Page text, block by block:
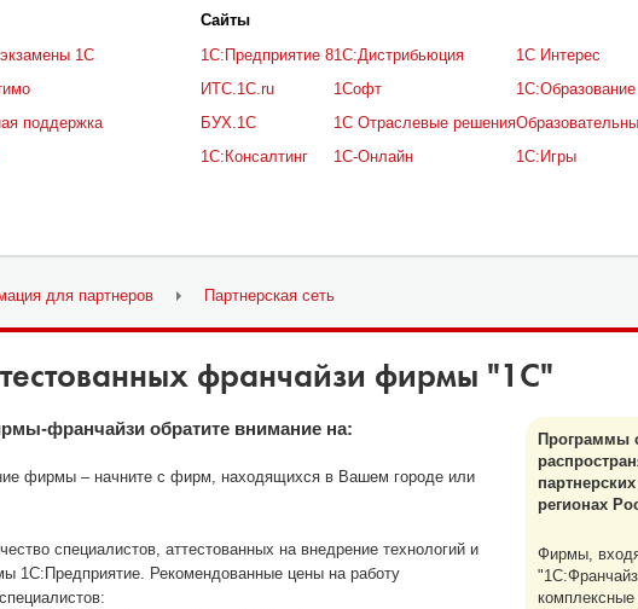
1С
поддержка
Cайты
1С:Предприятие 8
ИТС.1C.ru
БУХ.1С
1С:Консалтинг
1С:Дистрибьюция
1Софт
1С Отраслевые решения
1С-Онлайн
1С Интерес
1С:Образование
1С:Игры
для партнеров Партнерская сеть
франчайзи фирмы "1С"
Программы
регионах
Фирмы,
комплексные
франчайзи обратите внимание на:
фирмы – начните с фирм, находящихся в Вашем городе или
специалистов, аттестованных на внедрение технологий и
1С:Предприятие. Рекомендованные цены на работу